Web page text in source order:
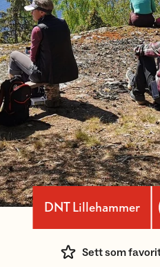
DNT Lillehammer
Sett som